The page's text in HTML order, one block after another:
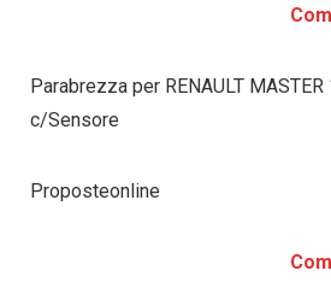
Parabrezza per RENAULT
c/Sensore
Proposteonline